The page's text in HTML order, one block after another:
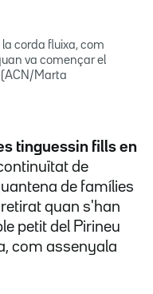
corda fluixa, com
va començar el
Marta
tinguessin fills en
de
de famílies
quan s'han
petit del Pirineu
com assenyala